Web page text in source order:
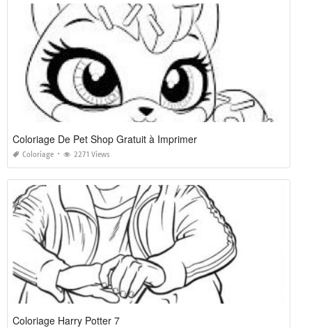
Coloriage De Pet Shop Gratuit à Imprimer
Coloriage 2271 Views
Coloriage Harry Potter 7